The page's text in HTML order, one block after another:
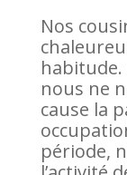
Nos
nous ne
cause la
période,